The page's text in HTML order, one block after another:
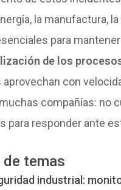
la manufactura,
para
de los
aprovechan con
compañías: no
para responder ante
de temas
industrial: